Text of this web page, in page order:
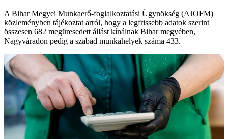
A Bihar Megyei Munkaerő-foglalkoztatási Ügynökség (AJOFM)
közleményben tájékoztat arról, hogy a legfrissebb adatok szerint
összesen 682 megüresedett állást kínálnak Bihar megyében,
Nagyváradon pedig a szabad munkahelyek száma 433.